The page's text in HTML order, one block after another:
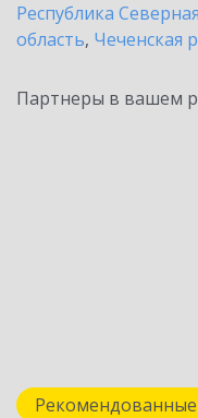
Республика
область, Чеченская
Партнеры в вашем